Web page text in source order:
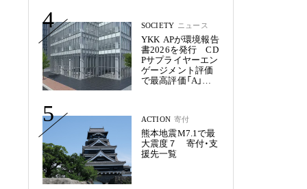
4 SOCIETY ニュース
YKK APが環境報告
書2026を発行 CD
Pサプライヤーエン
ゲージメント評価
で最高評価「A」を
5 ACTION 寄付
熊本地震M7.1で最
大震度７ 寄付・支
援先一覧